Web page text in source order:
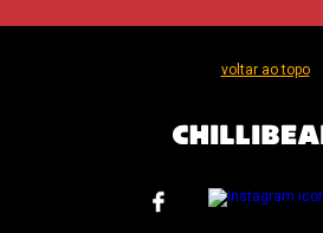
voltar ao topo